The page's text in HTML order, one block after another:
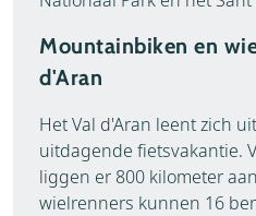
Mountainbiken en
d'Aran
Het Val d'Aran leent zich
uitdagende fietsvakantie.
liggen er 800 kilometer
wielrenners kunnen 16